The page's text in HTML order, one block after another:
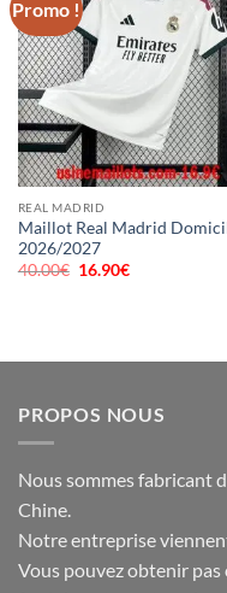
Promo !
REAL MADRID
Maillot Real Madrid
2026/2027
40.00€ Le
16.90€Le
PROPOS NOUS
Nous sommes fabricant
Chine.
Notre entreprise
Vous pouvez obtenir